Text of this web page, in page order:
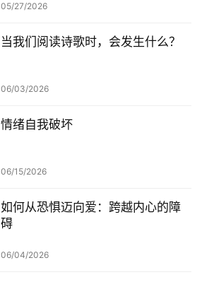
05/27/2026
当我们阅读诗歌时，会发生什么？
06/03/2026
情绪自我破坏
06/15/2026
如何从恐惧迈向爱：跨越内心的障
碍
06/04/2026